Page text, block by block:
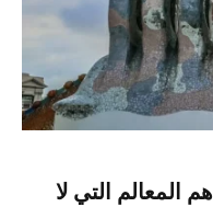
المعالم التي لا